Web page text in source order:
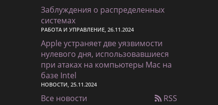
Заблуждения о распределенных
системах
РАБОТА И УПРАВЛЕНИЕ, 26.11.2024
Apple устраняет две уязвимости
нулевого дня, использовавшиеся
при атаках на компьютеры Mac на
базе Intel
НОВОСТИ, 25.11.2024
Все новости RSS